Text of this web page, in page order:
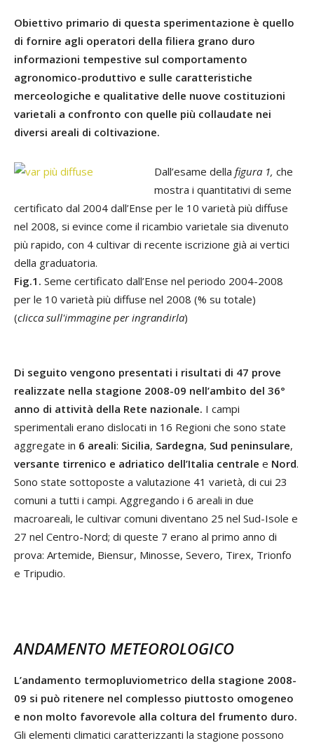
Obiettivo primario di questa sperimentazione è quello
di fornire agli operatori della filiera grano duro
informazioni tempestive sul comportamento
agronomico-produttivo e sulle caratteristiche
merceologiche e qualitative delle nuove costituzioni
varietali a confronto con quelle più collaudate nei
diversi areali di coltivazione.
Dall’esame della figura 1, che
mostra i quantitativi di seme
certificato dal 2004 dall’Ense per le 10 varietà più diffuse
nel 2008, si evince come il ricambio varietale sia divenuto
più rapido, con 4 cultivar di recente iscrizione già ai vertici
della graduatoria.
Fig.1. Seme certificato dall’Ense nel periodo 2004-2008
per le 10 varietà più diffuse nel 2008 (% su totale)
(clicca sull'immagine per ingrandirla)
Di seguito vengono presentati i risultati di 47 prove
realizzate nella stagione 2008-09 nell’ambito del 36°
anno di attività della Rete nazionale. I campi
sperimentali erano dislocati in 16 Regioni che sono state
aggregate in 6 areali: Sicilia, Sardegna, Sud peninsulare,
versante tirrenico e adriatico dell’Italia centrale e Nord.
Sono state sottoposte a valutazione 41 varietà, di cui 23
comuni a tutti i campi. Aggregando i 6 areali in due
macroareali, le cultivar comuni diventano 25 nel Sud-Isole e
27 nel Centro-Nord; di queste 7 erano al primo anno di
prova: Artemide, Biensur, Minosse, Severo, Tirex, Trionfo
e Tripudio.
ANDAMENTO METEOROLOGICO
L’andamento termopluviometrico della stagione 2008-
09 si può ritenere nel complesso piuttosto omogeneo
e non molto favorevole alla coltura del frumento duro.
Gli elementi climatici caratterizzanti la stagione possono